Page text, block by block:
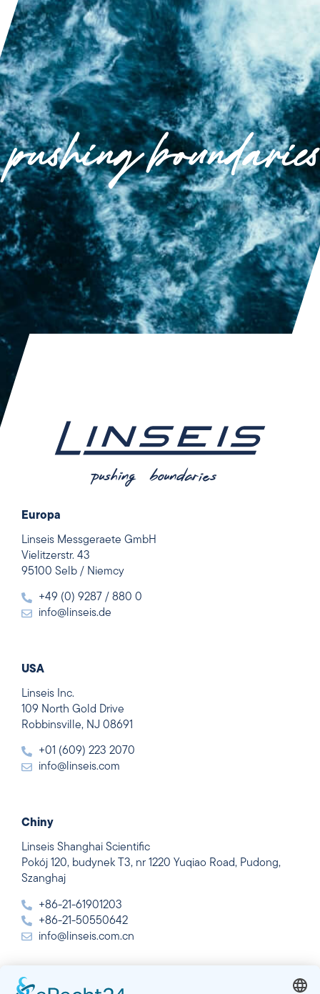
Europa
Linseis Messgeraete GmbH
Vielitzerstr. 43
95100 Selb / Niemcy
+49 (0) 9287 / 880 0
info@linseis.de
USA
Linseis Inc.
109 North Gold Drive
Robbinsville, NJ 08691
+01 (609) 223 2070
info@linseis.com
Chiny
Linseis Shanghai Scientific
Pokój 120, budynek T3, nr 1220 Yuqiao Road, Pudong,
Szanghaj
+86-21-61901203
+86-21-50550642
info@linseis.com.cn